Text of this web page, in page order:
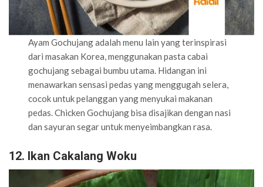
Ayam Gochujang adalah menu lain yang terinspirasi
dari masakan Korea, menggunakan pasta cabai
gochujang sebagai bumbu utama. Hidangan ini
menawarkan sensasi pedas yang menggugah selera,
cocok untuk pelanggan yang menyukai makanan
pedas. Chicken Gochujang bisa disajikan dengan nasi
dan sayuran segar untuk menyeimbangkan rasa.
12. Ikan Cakalang Woku